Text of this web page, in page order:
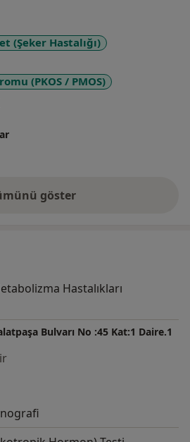
Hastalıkları alanında
(Şeker Hastalığı)
(PKOS / PMOS)
göster
deneyim hakkında
Hastalıkları
Bulvarı No :45 Kat:1 Daire.1